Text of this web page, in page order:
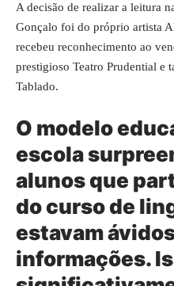
A decisão de realizar a leitura
Gonçalo foi do próprio artista
recebeu reconhecimento ao
prestigioso Teatro Prudential e
Tablado.
O modelo
escola
alunos que
do curso de
estavam
informações.